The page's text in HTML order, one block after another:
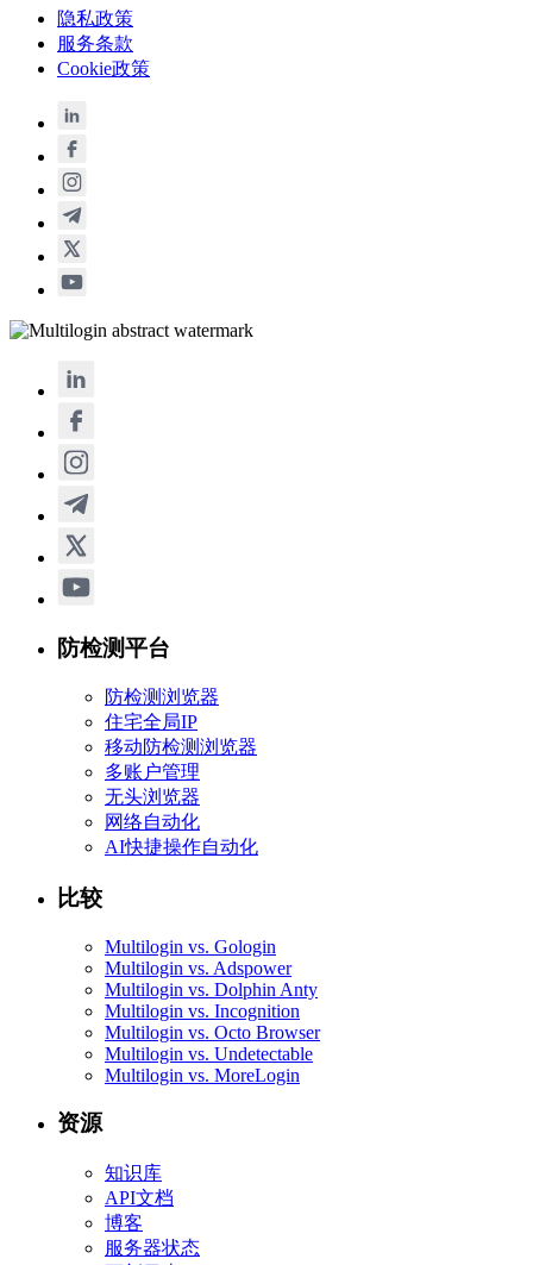
隐私政策
服务条款
Cookie政策
防检测平台
防检测浏览器
住宅全局IP
移动防检测浏览器
多账户管理
无头浏览器
网络自动化
AI快捷操作自动化
比较
Multilogin vs. Gologin
Multilogin vs. Adspower
Multilogin vs. Dolphin Anty
Multilogin vs. Incognition
Multilogin vs. Octo Browser
Multilogin vs. Undetectable
Multilogin vs. MoreLogin
资源
知识库
API文档
博客
服务器状态